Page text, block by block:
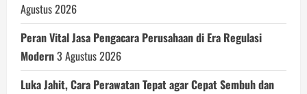
Agustus 2026
Peran Vital Jasa Pengacara Perusahaan di Era Regulasi
Modern3 Agustus 2026
Luka Jahit, Cara Perawatan Tepat agar Cepat Sembuh dan